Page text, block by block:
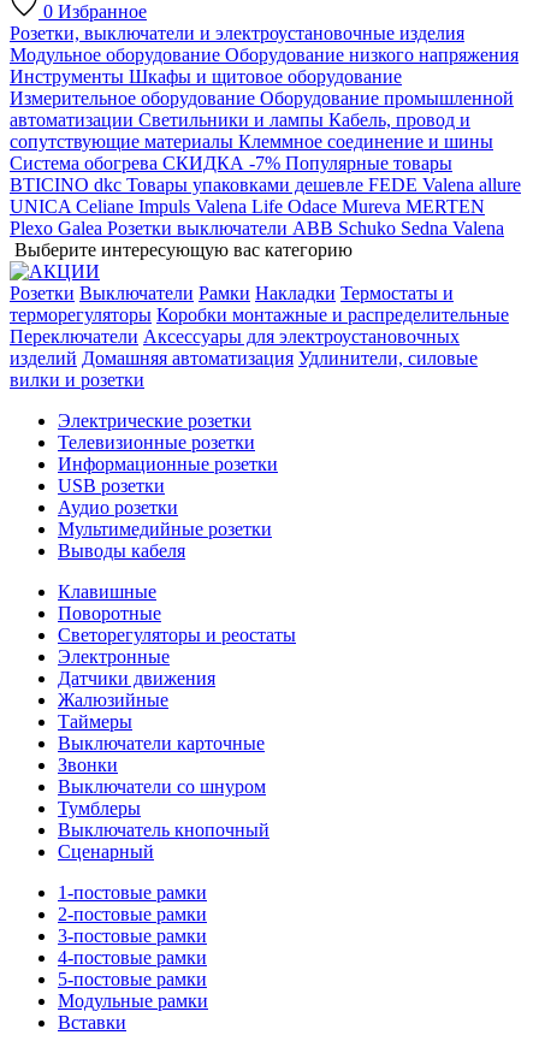
0 Избранное
Розетки, выключатели и электроустановочные изделия
Модульное оборудование Оборудование низкого напряжения
Инструменты Шкафы и щитовое оборудование
Измерительное оборудование Оборудование промышленной
автоматизации Светильники и лампы Кабель, провод и
сопутствующие материалы Клеммное соединение и шины
Система обогрева СКИДКА -7% Популярные товары
BTICINO dkc Товары упаковками дешевле FEDE Valena allure
UNICA Celiane Impuls Valena Life Odace Mureva MERTEN
Plexo Galea Розетки выключатели ABB Schuko Sedna Valena
Выберите интересующую вас категорию
Розетки Выключатели Рамки Накладки Термостаты и
терморегуляторы Коробки монтажные и распределительные
Переключатели Аксессуары для электроустановочных
изделий Домашняя автоматизация Удлинители, силовые
вилки и розетки
Электрические розетки
Телевизионные розетки
Информационные розетки
USB розетки
Аудио розетки
Мультимедийные розетки
Выводы кабеля
Клавишные
Поворотные
Светорегуляторы и реостаты
Электронные
Датчики движения
Жалюзийные
Таймеры
Выключатели карточные
Звонки
Выключатели со шнуром
Тумблеры
Выключатель кнопочный
Сценарный
1-постовые рамки
2-постовые рамки
3-постовые рамки
4-постовые рамки
5-постовые рамки
Модульные рамки
Вставки